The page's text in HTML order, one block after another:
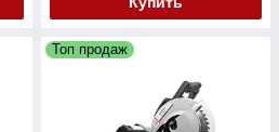
Топ продаж